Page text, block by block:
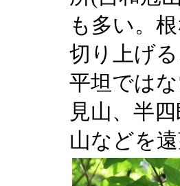
も多い。
切り上げ
平坦では
見山、半
山などを遠